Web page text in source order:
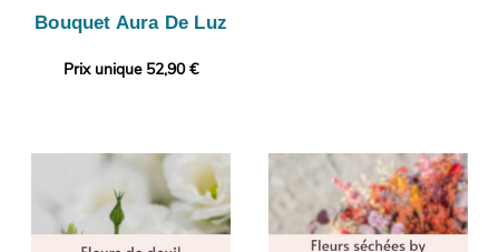
Bouquet Aura De Luz
Prix unique 52,90 €